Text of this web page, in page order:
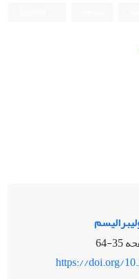
35-64
https://doi.org/